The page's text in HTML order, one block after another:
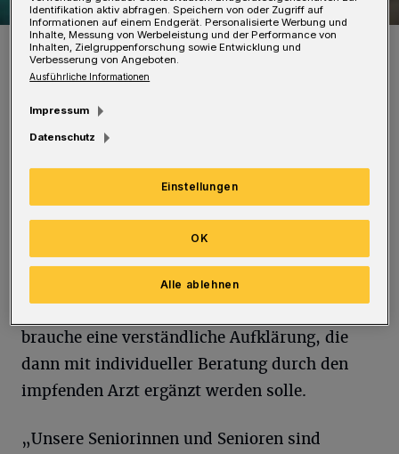
Symbolbild.
Foto: Christoph Petersen
hinsichtlich Lebensalter, Wirksamkeit,
Impfstoff und individuellem Nutzen-Risiko-
Verhältnis verunsichern insbesondere
Angehörige der älteren Generation“, sagt
Heldmann. Gerade dieser Personenkreis
brauche eine verständliche Aufklärung, die
dann mit individueller Beratung durch den
impfenden Arzt ergänzt werden solle.
„Unsere Seniorinnen und Senioren sind
Identifikation aktiv abfragen. Speichern von oder Zugriff auf
Informationen auf einem Endgerät. Personalisierte Werbung und
Inhalte, Messung von Werbeleistung und der Performance von
Inhalten, Zielgruppenforschung sowie Entwicklung und
Verbesserung von Angeboten.
Ausführliche Informationen
Impressum
Datenschutz
Einstellungen
Alle ablehnen
OK